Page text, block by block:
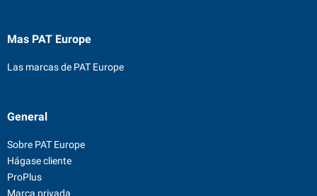
Mas PAT Europe
Las marcas de PAT Europe
General
Sobre PAT Europe
Hágase cliente
ProPlus
Marca privada